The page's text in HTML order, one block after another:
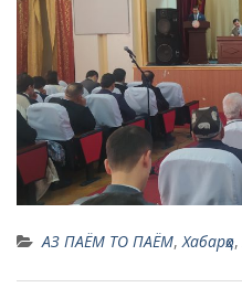
АЗ ПАЁМ ТО ПАЁМ, Хабарҳо,